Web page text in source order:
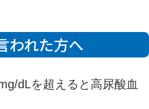
われた方へ
dLを超えると高尿酸血